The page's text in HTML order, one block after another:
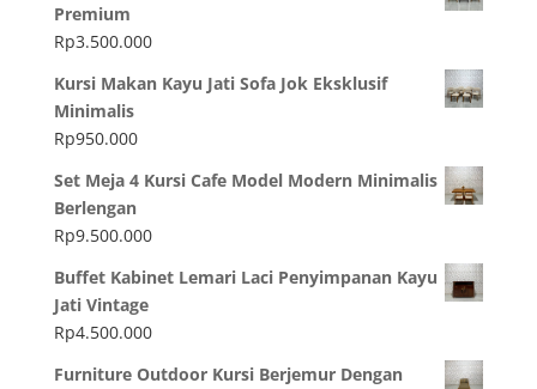
Premium
Rp3.500.000
Kursi Makan Kayu Jati Sofa Jok Eksklusif
Minimalis
Rp950.000
Set Meja 4 Kursi Cafe Model Modern Minimalis
Berlengan
Rp9.500.000
Buffet Kabinet Lemari Laci Penyimpanan Kayu
Jati Vintage
Rp4.500.000
Furniture Outdoor Kursi Berjemur Dengan